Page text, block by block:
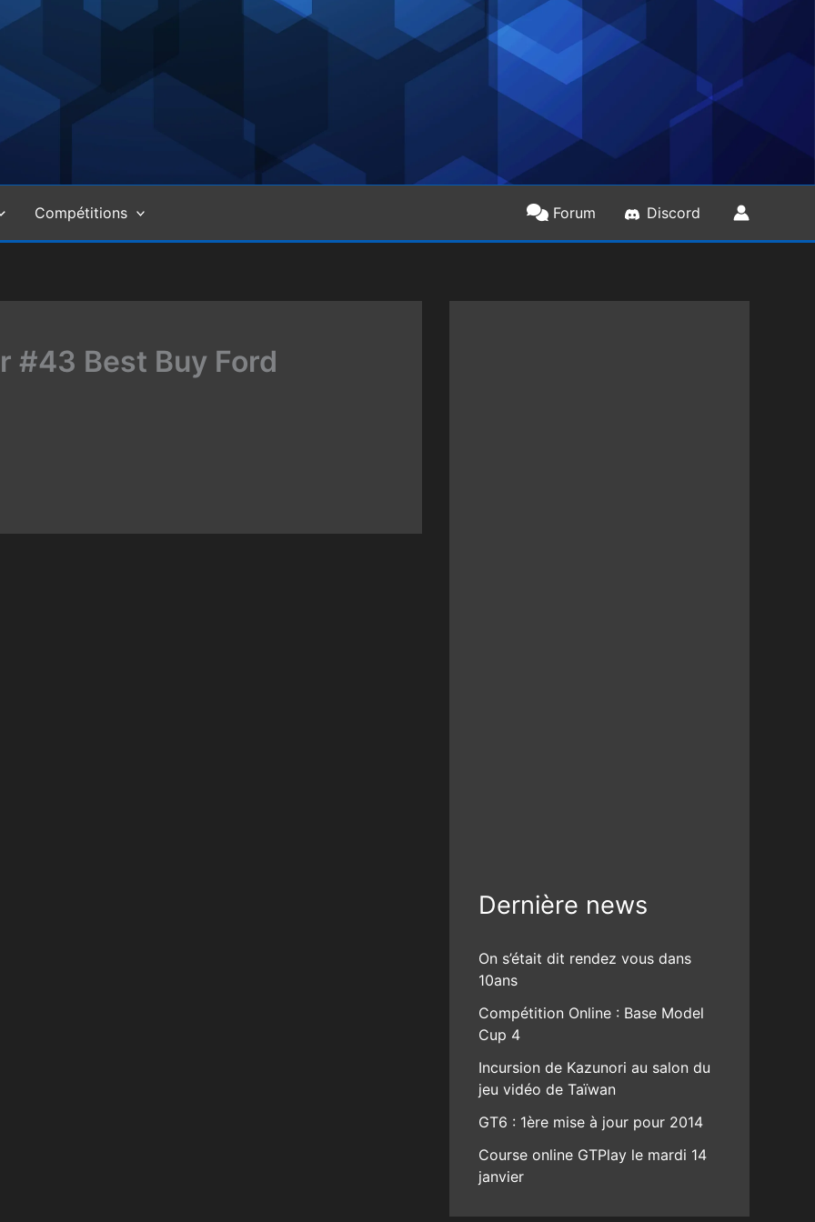
Compétitions Forum Discord
#43 Best Buy Ford
Dernière news
On s’était dit rendez vous dans
10ans
Compétition Online : Base Model
Cup 4
Incursion de Kazunori au salon du
jeu vidéo de Taïwan
GT6 : 1ère mise à jour pour 2014
Course online GTPlay le mardi 14
janvier